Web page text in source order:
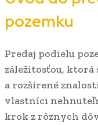
pozemku
Predaj podielu
záležitosťou, ktorá
a rozšírené
vlastníci
krok z rôznych